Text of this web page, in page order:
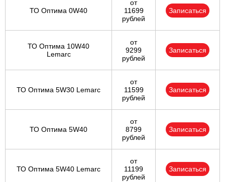
ТО Оптима 0W40
от
11699
рублей
Записаться
ТО Оптима 10W40
Lemarc
от
9299
рублей
Записаться
ТО Оптима 5W30 Lemarc
от
11599
рублей
Записаться
ТО Оптима 5W40
от
8799
рублей
Записаться
ТО Оптима 5W40 Lemarc
от
11199
рублей
Записаться